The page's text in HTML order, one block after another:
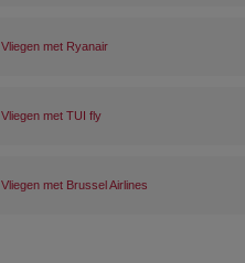
Vliegen met Ryanair
Vliegen met TUI fly
Vliegen met Brussel Airlines